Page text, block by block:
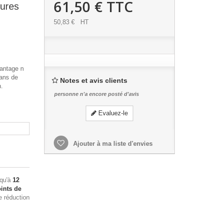
n
de
12
de
réduction
61,50 € TTC
50,83 € HT
Notes et avis clients
personne n'a encore posté d'avis
Evaluez-le
Ajouter à ma liste d'envies